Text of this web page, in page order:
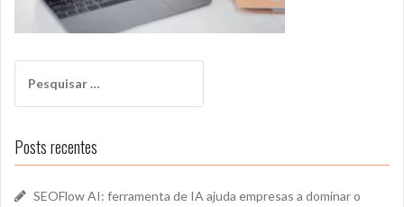
por:
Posts recentes
SEOFlow AI: ferramenta de IA ajuda empresas a dominar o